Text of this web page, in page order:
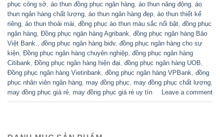
phục công sở, áo thun đồng phục ngân hàng, áo thun năng động, áo
thun ngân hàng chất lượng, áo thun ngân hàng đẹp, áo thun thiết kế
riêng, áo thun thoải mái, đồng phục áo thun màu sắc nổi bật, đồng phục
ngân hàng, Đồng phục ngân hàng Agribank, đồng phục ngân hàng Bảo
Việt Bank., đồng phục ngân hàng bidv, đồng phục ngân hàng cho sự
kiện, Đồng phục ngân hàng chuyên nghiệp, đồng phục ngân hàng
Citibank, Đồng phục ngân hàng hiện đại, đồng phục ngân hàng UOB,
Đồng phục ngân hàng Vietinbank, đồng phục ngân hàng VPBank, đồng
phục nhân viên ngân hàng, may đồng phục, may đồng phục chất lượng,
may đồng phục giá rẻ, may đồng phục giá rẻ uy tín Leave a comment